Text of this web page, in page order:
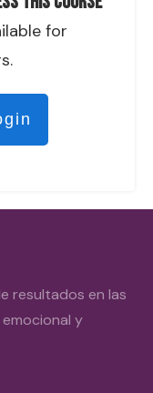
for
resultados en las
y